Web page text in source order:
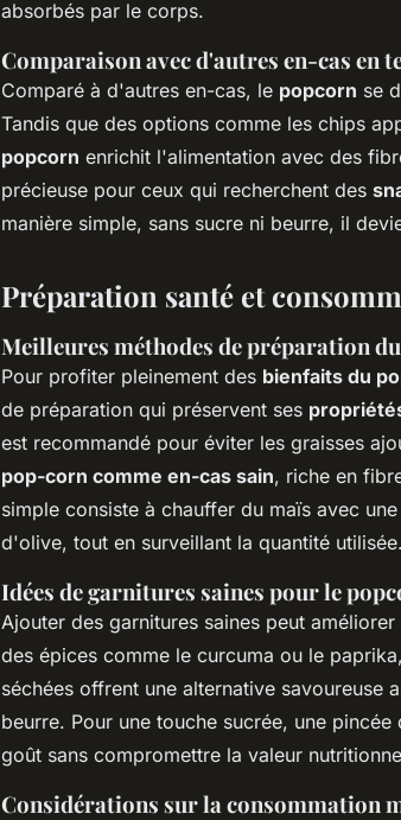
absorbés par le corps.
Comparaison avec d'autres en-cas en
Comparé à d'autres en-cas, le popcorn se
Tandis que des options comme les chips
popcorn enrichit l'alimentation avec des
précieuse pour ceux qui recherchent des
manière simple, sans sucre ni beurre, il
Préparation santé et
Meilleures méthodes de préparation
Pour profiter pleinement des bienfaits du
de préparation qui préservent ses
est recommandé pour éviter les graisses
pop-corn comme en-cas sain, riche en
simple consiste à chauffer du maïs avec
d'olive, tout en surveillant la quantité utilisée.
Idées de garnitures saines pour le
Ajouter des garnitures saines peut améliorer
des épices comme le curcuma ou le
séchées offrent une alternative savoureuse
beurre. Pour une touche sucrée, une pincée
goût sans compromettre la valeur
Considérations sur la consommation